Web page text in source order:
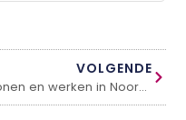
VOLGENDE
Wonen en werken in Noord- of Zuid-Holland